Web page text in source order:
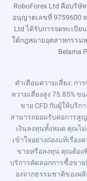
RoboForex Ltd คือบริษั
อนุญาตเลขที่ 9759600
Ltd ได้รับการจดทะเบีย
ใต้กฎหมายอุตสาหกรรมห
Belama
คำเตือนความเสี่ยง: กา
ความเสี่ยงสูง 75.85% ข
ขาย CFD กับผู้ให้บริ
สามารถยอมรับต่อการสู
เงินลงทุนทั้งหมด คุณไ
เข้าใจอย่างถ่องแท้เรื่อง
ขายหรือลงทุน คุณต้อง
บริการคัดลอกการซื้อขา
องจากธรรมชาติของผ